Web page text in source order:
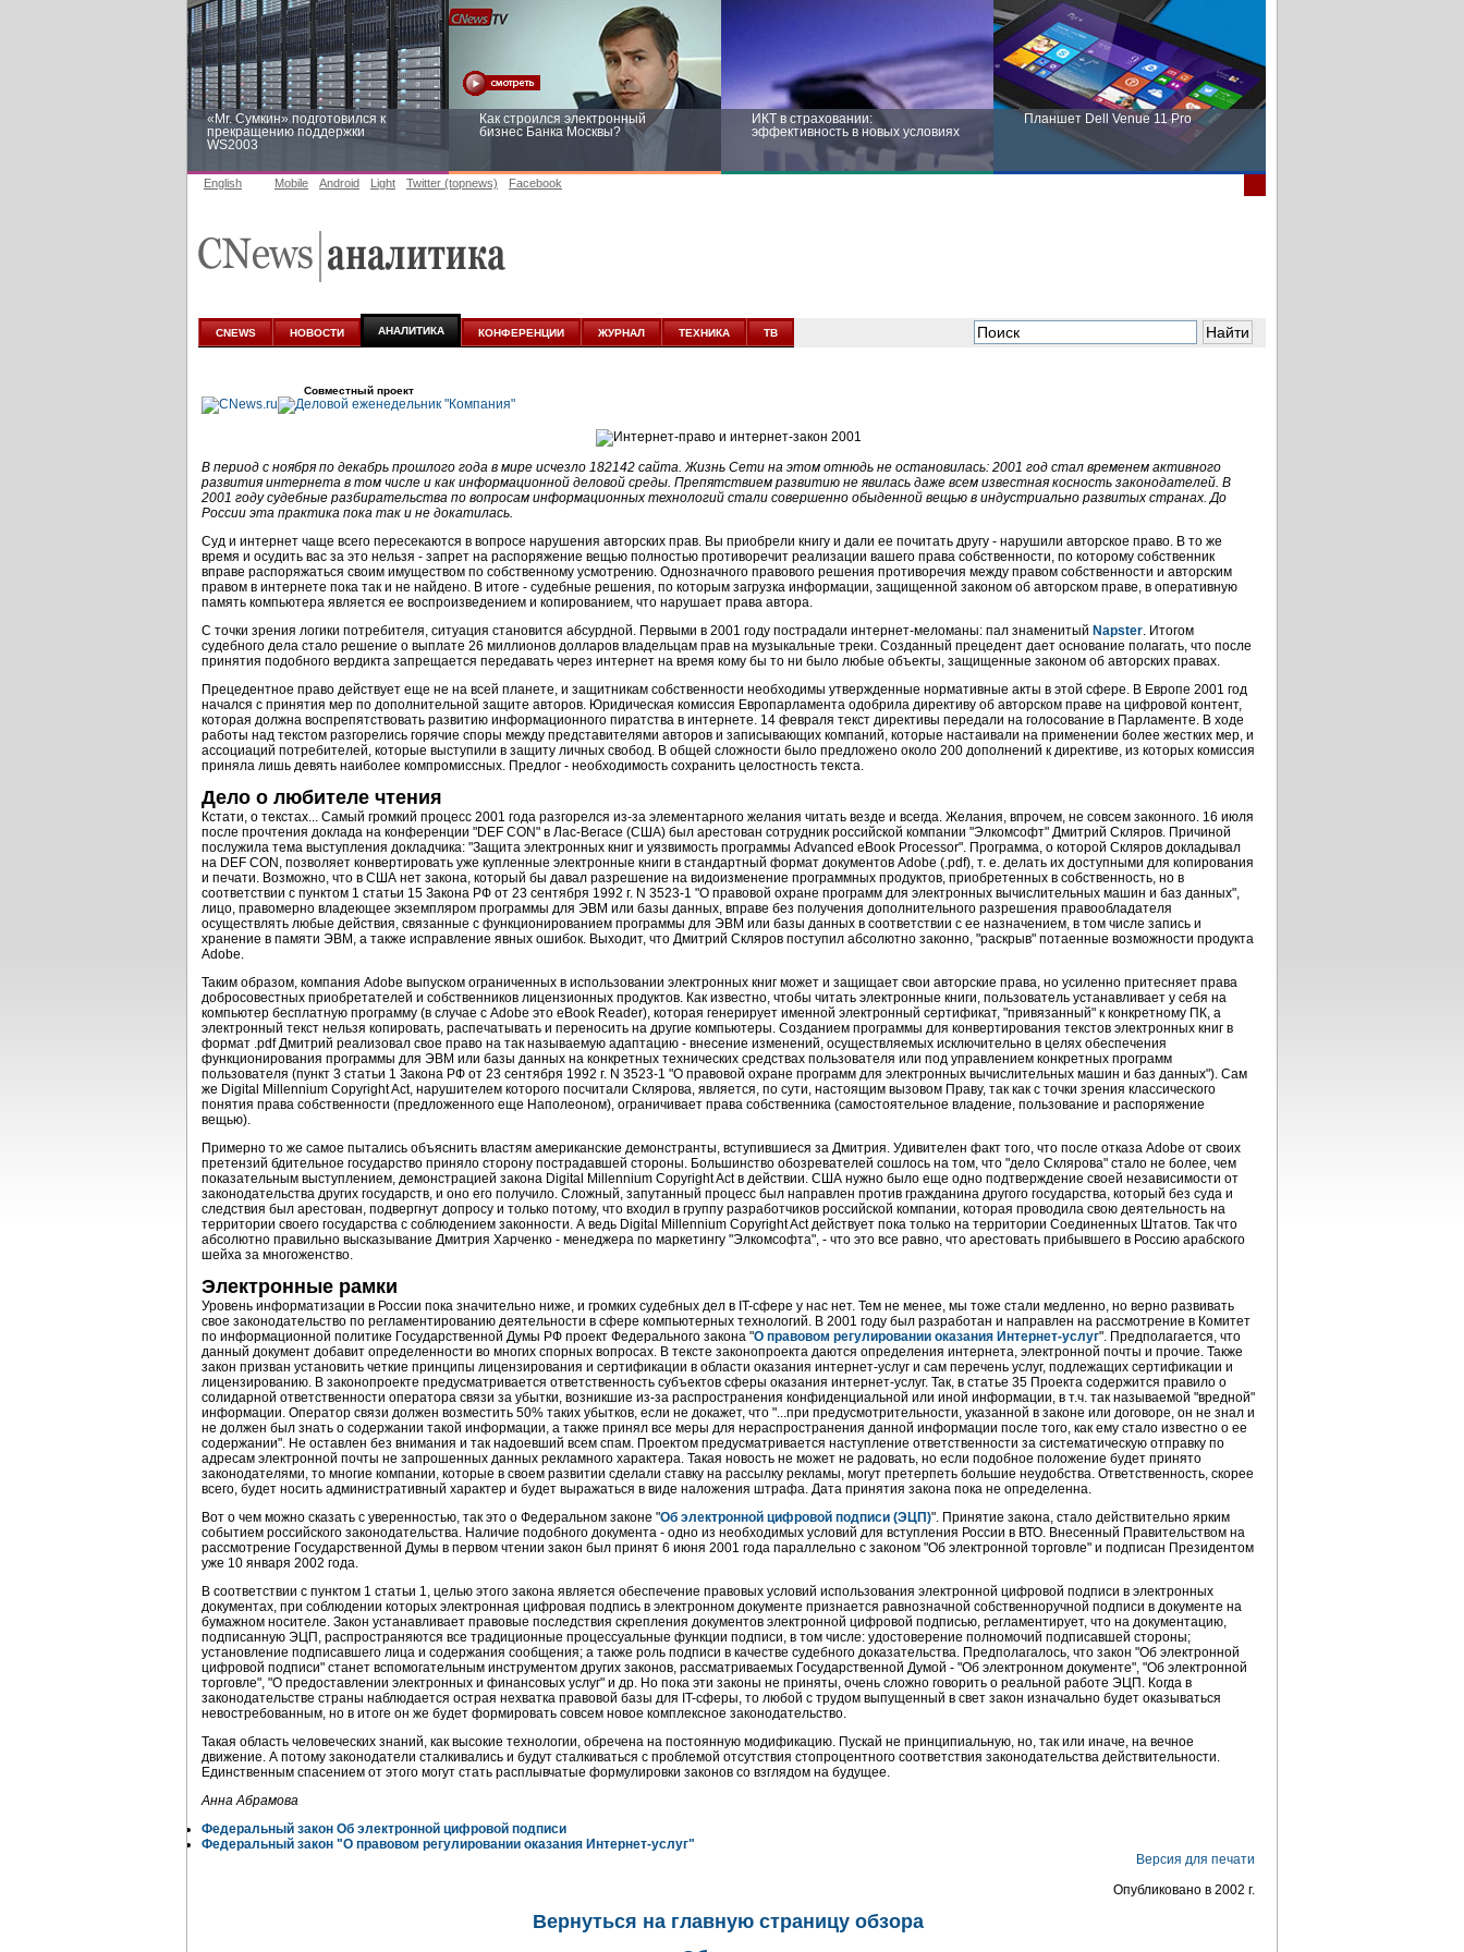
«Mr. Сумкин» подготовился к
прекращению поддержки
WS2003
Как строился электронный
бизнес Банка Москвы?
ИКТ в страховании:
эффективность в новых условиях
Планшет Dell Venue 11 Pro
аналитике
новых условиях
English Mobile Android Light Twitter (topnews) Facebook
CNEWS НОВОСТИ АНАЛИТИКА КОНФЕРЕНЦИИ ЖУРНАЛ ТЕХНИКА ТВ
Совместный проект
В период с ноября по декабрь прошлого года в мире исчезло 182142 сайта. Жизнь Сети на этом отнюдь не остановилась: 2001 год стал временем активного
развития интернета в том числе и как информационной деловой среды. Препятствием развитию не явилась даже всем известная косность законодателей. В
2001 году судебные разбирательства по вопросам информационных технологий стали совершенно обыденной вещью в индустриально развитых странах. До
России эта практика пока так и не докатилась.
Суд и интернет чаще всего пересекаются в вопросе нарушения авторских прав. Вы приобрели книгу и дали ее почитать другу - нарушили авторское право. В то же
время и осудить вас за это нельзя - запрет на распоряжение вещью полностью противоречит реализации вашего права собственности, по которому собственник
вправе распоряжаться своим имуществом по собственному усмотрению. Однозначного правового решения противоречия между правом собственности и авторским
правом в интернете пока так и не найдено. В итоге - судебные решения, по которым загрузка информации, защищенной законом об авторском праве, в оперативную
память компьютера является ее воспроизведением и копированием, что нарушает права автора.
С точки зрения логики потребителя, ситуация становится абсурдной. Первыми в 2001 году пострадали интернет-меломаны: пал знаменитый Napster. Итогом
судебного дела стало решение о выплате 26 миллионов долларов владельцам прав на музыкальные треки. Созданный прецедент дает основание полагать, что после
принятия подобного вердикта запрещается передавать через интернет на время кому бы то ни было любые объекты, защищенные законом об авторских правах.
Прецедентное право действует еще не на всей планете, и защитникам собственности необходимы утвержденные нормативные акты в этой сфере. В Европе 2001 год
начался с принятия мер по дополнительной защите авторов. Юридическая комиссия Европарламента одобрила директиву об авторском праве на цифровой контент,
которая должна воспрепятствовать развитию информационного пиратства в интернете. 14 февраля текст директивы передали на голосование в Парламенте. В ходе
работы над текстом разгорелись горячие споры между представителями авторов и записывающих компаний, которые настаивали на применении более жестких мер, и
ассоциаций потребителей, которые выступили в защиту личных свобод. В общей сложности было предложено около 200 дополнений к директиве, из которых комиссия
приняла лишь девять наиболее компромиссных. Предлог - необходимость сохранить целостность текста.
Дело о любителе чтения
Кстати, о текстах... Самый громкий процесс 2001 года разгорелся из-за элементарного желания читать везде и всегда. Желания, впрочем, не совсем законного. 16 июля
после прочтения доклада на конференции "DEF CON" в Лас-Вегасе (США) был арестован сотрудник российской компании "Элкомсофт" Дмитрий Скляров. Причиной
послужила тема выступления докладчика: "Защита электронных книг и уязвимость программы Advanced eBook Processor". Программа, о которой Скляров докладывал
на DEF CON, позволяет конвертировать уже купленные электронные книги в стандартный формат документов Adobe (.pdf), т. е. делать их доступными для копирования
и печати. Возможно, что в США нет закона, который бы давал разрешение на видоизменение программных продуктов, приобретенных в собственность, но в
соответствии с пунктом 1 статьи 15 Закона РФ от 23 сентября 1992 г. N 3523-1 "О правовой охране программ для электронных вычислительных машин и баз данных",
лицо, правомерно владеющее экземпляром программы для ЭВМ или базы данных, вправе без получения дополнительного разрешения правообладателя
осуществлять любые действия, связанные с функционированием программы для ЭВМ или базы данных в соответствии с ее назначением, в том числе запись и
хранение в памяти ЭВМ, а также исправление явных ошибок. Выходит, что Дмитрий Скляров поступил абсолютно законно, "раскрыв" потаенные возможности продукта
Adobe.
Таким образом, компания Adobe выпуском ограниченных в использовании электронных книг может и защищает свои авторские права, но усиленно притесняет права
добросовестных приобретателей и собственников лицензионных продуктов. Как известно, чтобы читать электронные книги, пользователь устанавливает у себя на
компьютер бесплатную программу (в случае с Adobe это eBook Reader), которая генерирует именной электронный сертификат, "привязанный" к конкретному ПК, а
электронный текст нельзя копировать, распечатывать и переносить на другие компьютеры. Созданием программы для конвертирования текстов электронных книг в
формат .pdf Дмитрий реализовал свое право на так называемую адаптацию - внесение изменений, осуществляемых исключительно в целях обеспечения
функционирования программы для ЭВМ или базы данных на конкретных технических средствах пользователя или под управлением конкретных программ
пользователя (пункт 3 статьи 1 Закона РФ от 23 сентября 1992 г. N 3523-1 "О правовой охране программ для электронных вычислительных машин и баз данных"). Сам
же Digital Millennium Copyright Act, нарушителем которого посчитали Склярова, является, по сути, настоящим вызовом Праву, так как с точки зрения классического
понятия права собственности (предложенного еще Наполеоном), ограничивает права собственника (самостоятельное владение, пользование и распоряжение
вещью).
Примерно то же самое пытались объяснить властям американские демонстранты, вступившиеся за Дмитрия. Удивителен факт того, что после отказа Adobe от своих
претензий бдительное государство приняло сторону пострадавшей стороны. Большинство обозревателей сошлось на том, что "дело Склярова" стало не более, чем
показательным выступлением, демонстрацией закона Digital Millennium Copyright Act в действии. США нужно было еще одно подтверждение своей независимости от
законодательства других государств, и оно его получило. Сложный, запутанный процесс был направлен против гражданина другого государства, который без суда и
следствия был арестован, подвергнут допросу и только потому, что входил в группу разработчиков российской компании, которая проводила свою деятельность на
территории своего государства с соблюдением законности. А ведь Digital Millennium Copyright Act действует пока только на территории Соединенных Штатов. Так что
абсолютно правильно высказывание Дмитрия Харченко - менеджера по маркетингу "Элкомсофта", - что это все равно, что арестовать прибывшего в Россию арабского
шейха за многоженство.
Электронные рамки
Уровень информатизации в России пока значительно ниже, и громких судебных дел в IT-сфере у нас нет. Тем не менее, мы тоже стали медленно, но верно развивать
свое законодательство по регламентированию деятельности в сфере компьютерных технологий. В 2001 году был разработан и направлен на рассмотрение в Комитет
по информационной политике Государственной Думы РФ проект Федерального закона "О правовом регулировании оказания Интернет-услуг". Предполагается, что
данный документ добавит определенности во многих спорных вопросах. В тексте законопроекта даются определения интернета, электронной почты и прочие. Также
закон призван установить четкие принципы лицензирования и сертификации в области оказания интернет-услуг и сам перечень услуг, подлежащих сертификации и
лицензированию. В законопроекте предусматривается ответственность субъектов сферы оказания интернет-услуг. Так, в статье 35 Проекта содержится правило о
солидарной ответственности оператора связи за убытки, возникшие из-за распространения конфиденциальной или иной информации, в т.ч. так называемой "вредной"
информации. Оператор связи должен возместить 50% таких убытков, если не докажет, что "...при предусмотрительности, указанной в законе или договоре, он не знал и
не должен был знать о содержании такой информации, а также принял все меры для нераспространения данной информации после того, как ему стало известно о ее
содержании". Не оставлен без внимания и так надоевший всем спам. Проектом предусматривается наступление ответственности за систематическую отправку по
адресам электронной почты не запрошенных данных рекламного характера. Такая новость не может не радовать, но если подобное положение будет принято
законодателями, то многие компании, которые в своем развитии сделали ставку на рассылку рекламы, могут претерпеть большие неудобства. Ответственность, скорее
всего, будет носить административный характер и будет выражаться в виде наложения штрафа. Дата принятия закона пока не определенна.
Вот о чем можно сказать с уверенностью, так это о Федеральном законе "Об электронной цифровой подписи (ЭЦП)". Принятие закона, стало действительно ярким
событием российского законодательства. Наличие подобного документа - одно из необходимых условий для вступления России в ВТО. Внесенный Правительством на
рассмотрение Государственной Думы в первом чтении закон был принят 6 июня 2001 года параллельно с законом "Об электронной торговле" и подписан Президентом
уже 10 января 2002 года.
В соответствии с пунктом 1 статьи 1, целью этого закона является обеспечение правовых условий использования электронной цифровой подписи в электронных
документах, при соблюдении которых электронная цифровая подпись в электронном документе признается равнозначной собственноручной подписи в документе на
бумажном носителе. Закон устанавливает правовые последствия скрепления документов электронной цифровой подписью, регламентирует, что на документацию,
подписанную ЭЦП, распространяются все традиционные процессуальные функции подписи, в том числе: удостоверение полномочий подписавшей стороны;
установление подписавшего лица и содержания сообщения; а также роль подписи в качестве судебного доказательства. Предполагалось, что закон "Об электронной
цифровой подписи" станет вспомогательным инструментом других законов, рассматриваемых Государственной Думой - "Об электронном документе", "Об электронной
торговле", "О предоставлении электронных и финансовых услуг" и др. Но пока эти законы не приняты, очень сложно говорить о реальной работе ЭЦП. Когда в
законодательстве страны наблюдается острая нехватка правовой базы для IT-сферы, то любой с трудом выпущенный в свет закон изначально будет оказываться
невостребованным, но в итоге он же будет формировать совсем новое комплексное законодательство.
Такая область человеческих знаний, как высокие технологии, обречена на постоянную модификацию. Пускай не принципиальную, но, так или иначе, на вечное
движение. А потому законодатели сталкивались и будут сталкиваться с проблемой отсутствия стопроцентного соответствия законодательства действительности.
Единственным спасением от этого могут стать расплывчатые формулировки законов со взглядом на будущее.
Анна Абрамова
Федеральный закон Об электронной цифровой подписи
Федеральный закон "О правовом регулировании оказания Интернет-услуг"
Версия для печати
Опубликовано в 2002 г.
Вернуться на главную страницу обзора